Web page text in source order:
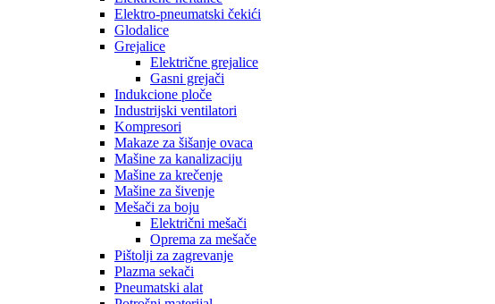
Elektro-pneumatski čekići
Glodalice
Grejalice
Električne grejalice
Gasni grejači
Indukcione ploče
Industrijski ventilatori
Kompresori
Makaze za šišanje ovaca
Mašine za kanalizaciju
Mašine za krečenje
Mašine za šivenje
Mešači za boju
Električni mešači
Oprema za mešače
Pištolji za zagrevanje
Plazma sekači
Pneumatski alat